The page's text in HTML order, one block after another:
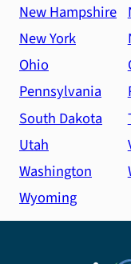
New Hampshire
New York
Ohio
Pennsylvania
South Dakota
Utah
Washington
Wyoming